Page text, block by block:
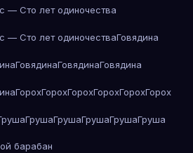
— Сто лет одиночества
— Сто лет одиночестваГовядина
ГовядинаГовядинаГовядина
ГорохГорохГорохГорохГорохГорох
ГрушаГрушаГрушаГрушаГруша
барабан